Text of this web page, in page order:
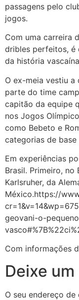
passagens pelo
jogos.
Com uma carreira
dribles perfeitos, é
da história
O ex-meia vestiu a
parte do time
capitão da equipe
nos Jogos
como Bebeto e
categorias de base
Em experiências
Brasil. Primeiro,
Karlsruher, da
México.https://
geovani-o-
Com informações
Deixe
O seu endereço